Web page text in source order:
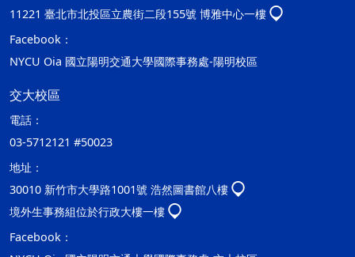
11221 臺北市北投區立農街二段155號 博雅中心一樓
Facebook：
NYCU Oia 國立陽明交通大學國際事務處-陽明校區
交大校區
電話：
03-5712121 #50023
地址：
30010 新竹市大學路1001號 浩然圖書館八樓
境外生事務組位於行政大樓一樓
Facebook：